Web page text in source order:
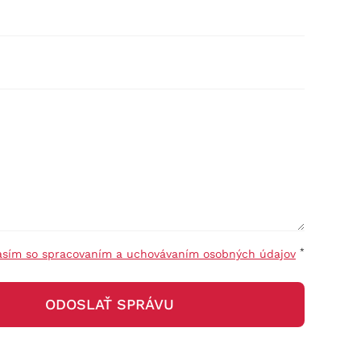
so spracovaním a uchovávaním osobných údajov *